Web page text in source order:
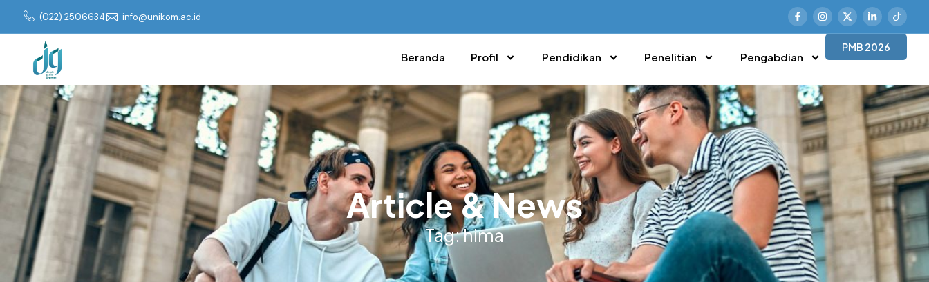
(022) 2506634 info@unikom.ac.id
Beranda Profil Pendidikan Penelitian Pengabdian
PMB 2026
Article & News
Tag: hima